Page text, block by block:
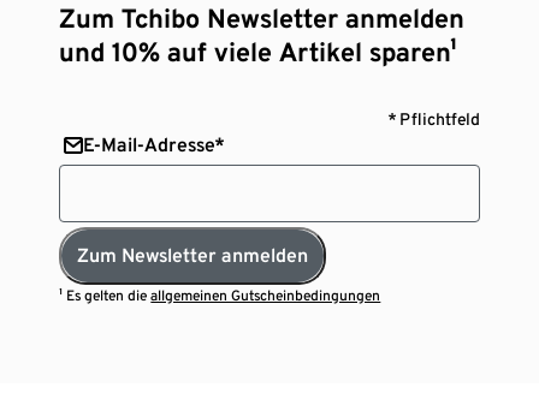
Zum Tchibo Newsletter anmelden
und 10% auf viele Artikel sparen¹
* Pflichtfeld
E-Mail-Adresse*
Zum Newsletter anmelden
¹ Es gelten dieallgemeinen Gutscheinbedingungen